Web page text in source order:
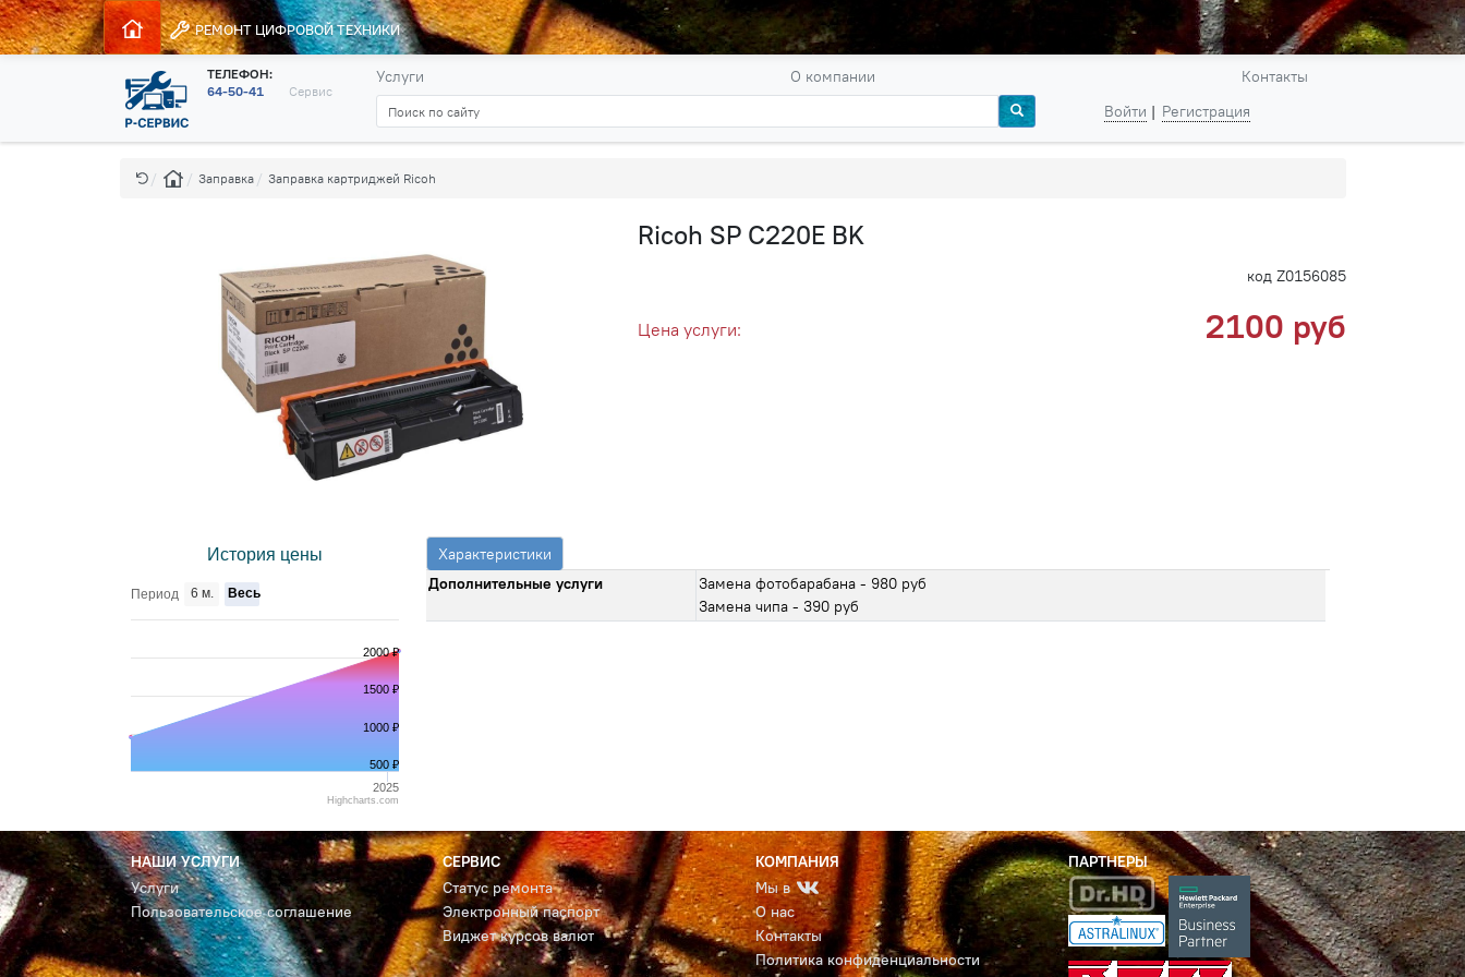
РЕМОНТЦИФРОВОЙ ТЕХНИКИ
ТЕЛЕФОН:
64-50-41
Сервис
Услуги О компании
Контакты
Войти
Регистрация
Заправка Заправка картриджей Ricoh
Ricoh SP C220E BK
код Z0156085
Цена услуги: 2100 руб
История цены
2025
500 ₽
1000 ₽
1500 ₽
2000 ₽
Период 6 м. Весь
Highcharts.com
Характеристики
Дополнительные услуги
Замена фотобарабана - 980 руб
Замена чипа - 390 руб
НАШИ УСЛУГИ
Услуги
Пользовательское соглашение
СЕРВИС
Статус ремонта
Электронный паспорт
Виджет курсов валют
КОМПАНИЯ
Мы в
О нас
Контакты
Политика конфиденциальности
ПАРТНЕРЫ